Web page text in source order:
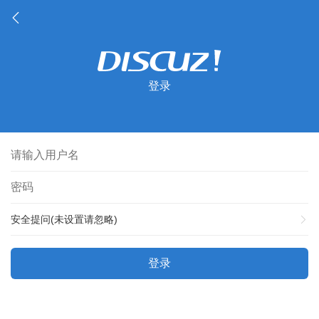
登录
安全提问(未设置请忽略)
登录